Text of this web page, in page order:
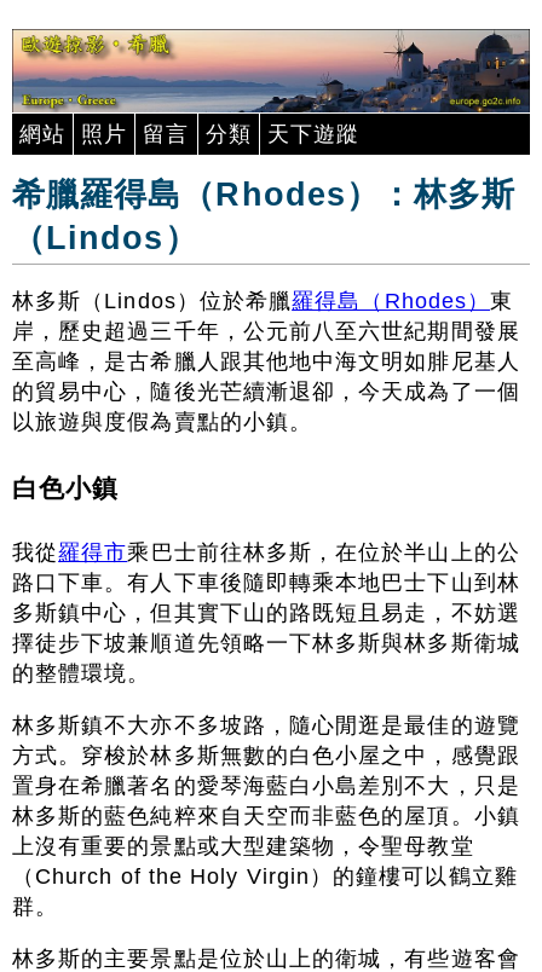
網站 照片 留言 分類 天下遊蹤
希臘羅得島（Rhodes）：林多斯
（Lindos）
林多斯（Lindos）位於希臘羅得島（Rhodes）東
岸，歷史超過三千年，公元前八至六世紀期間發展
至高峰，是古希臘人跟其他地中海文明如腓尼基人
的貿易中心，隨後光芒續漸退卻，今天成為了一個
以旅遊與度假為賣點的小鎮。
白色小鎮
我從羅得市乘巴士前往林多斯，在位於半山上的公
路口下車。有人下車後隨即轉乘本地巴士下山到林
多斯鎮中心，但其實下山的路既短且易走，不妨選
擇徒步下坡兼順道先領略一下林多斯與林多斯衛城
的整體環境。
林多斯鎮不大亦不多坡路，隨心閒逛是最佳的遊覽
方式。穿梭於林多斯無數的白色小屋之中，感覺跟
置身在希臘著名的愛琴海藍白小島差別不大，只是
林多斯的藍色純粹來自天空而非藍色的屋頂。小鎮
上沒有重要的景點或大型建築物，令聖母教堂
（Church of the Holy Virgin）的鐘樓可以鶴立雞
群。
林多斯的主要景點是位於山上的衛城，有些遊客會